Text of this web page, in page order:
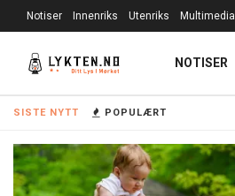
SISTE NYTT POPULÆRT
Notiser Innenriks Utenriks Multimedia
NOTISER